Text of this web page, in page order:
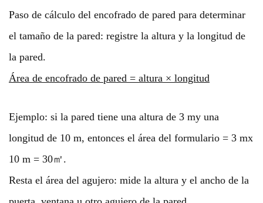
Paso de cálculo del encofrado de pared para determinar
el tamaño de la pared: registre la altura y la longitud de
la pared.
Área de encofrado de pared = altura × longitud
Ejemplo: si la pared tiene una altura de 3 my una
longitud de 10 m, entonces el área del formulario = 3 mx
10 m = 30㎡.
Resta el área del agujero: mide la altura y el ancho de la